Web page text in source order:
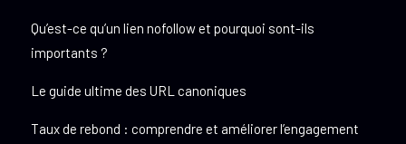
Qu’est-ce qu’un lien nofollow et pourquoi sont-ils
importants ?
Le guide ultime des URL canoniques
Taux de rebond : comprendre et améliorer l’engagement